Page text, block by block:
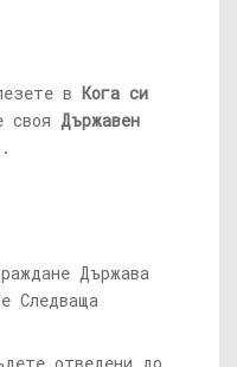
в Кога си
своя Държавен
.
отведени до